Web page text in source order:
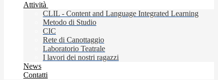
Attività
CLIL - Content and Language Integrated Learning
Metodo di Studio
CIC
Rete di Canottaggio
Laboratorio Teatrale
I lavori dei nostri ragazzi
News
Contatti